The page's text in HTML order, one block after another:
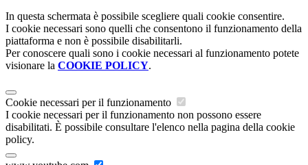
In questa schermata è possibile scegliere quali cookie consentire.
I cookie necessari sono quelli che consentono il funzionamento della
piattaforma e non è possibile disabilitarli.
Per conoscere quali sono i cookie necessari al funzionamento potete
visionare la COOKIE POLICY.
Cookie necessari per il funzionamento
I cookie necessari per il funzionamento non possono essere
disabilitati. È possibile consultare l'elenco nella pagina della cookie
policy.